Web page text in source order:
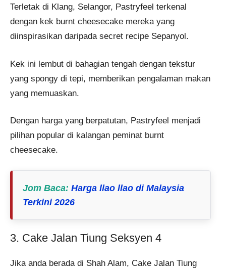
Terletak di Klang, Selangor, Pastryfeel terkenal
dengan kek burnt cheesecake mereka yang
diinspirasikan daripada secret recipe Sepanyol.
Kek ini lembut di bahagian tengah dengan tekstur
yang spongy di tepi, memberikan pengalaman makan
yang memuaskan.
Dengan harga yang berpatutan, Pastryfeel menjadi
pilihan popular di kalangan peminat burnt
cheesecake.
Jom Baca: Harga llao llao di Malaysia
Terkini 2026
3. Cake Jalan Tiung Seksyen 4
Jika anda berada di Shah Alam, Cake Jalan Tiung